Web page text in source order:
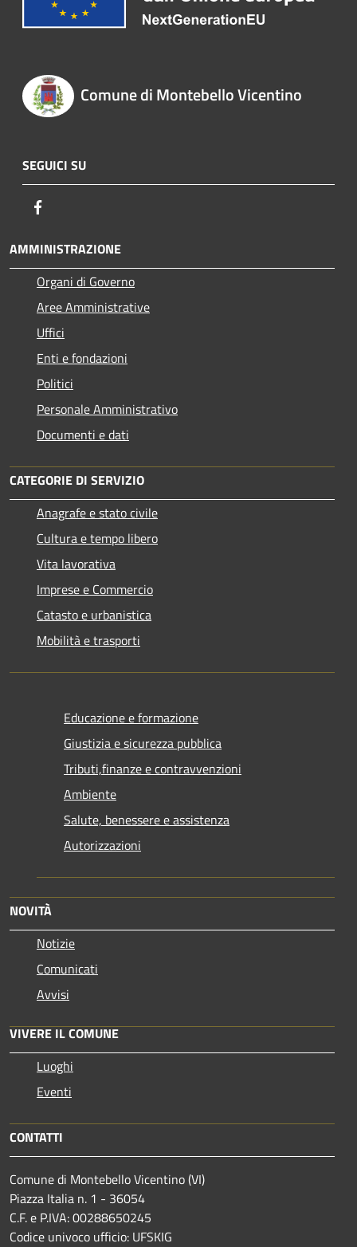
Comune di Montebello Vicentino
SEGUICI SU
AMMINISTRAZIONE
Organi di Governo
Aree Amministrative
Uffici
Enti e fondazioni
Politici
Personale Amministrativo
Documenti e dati
CATEGORIE DI SERVIZIO
Anagrafe e stato civile
Cultura e tempo libero
Vita lavorativa
Imprese e Commercio
Catasto e urbanistica
Mobilità e trasporti
Educazione e formazione
Giustizia e sicurezza pubblica
Tributi,finanze e contravvenzioni
Ambiente
Salute, benessere e assistenza
Autorizzazioni
NOVITÀ
Notizie
Comunicati
Avvisi
VIVERE IL COMUNE
Luoghi
Eventi
CONTATTI
Comune di Montebello Vicentino (VI)
Piazza Italia n. 1 - 36054
C.F. e P.IVA: 00288650245
Codice univoco ufficio: UFSKIG